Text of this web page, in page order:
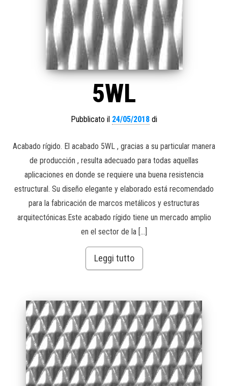
5WL
Pubblicato il 24/05/2018 di
Acabado rígido. El acabado 5WL , gracias a su particular manera
de producción , resulta adecuado para todas aquellas
aplicaciones en donde se requiere una buena resistencia
estructural. Su diseño elegante y elaborado está recomendado
para la fabricación de marcos metálicos y estructuras
arquitectónicas.Este acabado rígido tiene un mercado amplio
en el sector de la […]
Leggi tutto